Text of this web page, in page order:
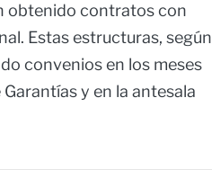
obtenido contratos con
Estas estructuras, según
convenios en los meses
y en la antesala